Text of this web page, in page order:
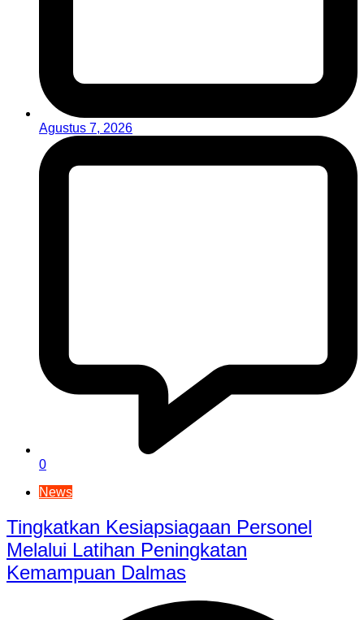
Agustus 7, 2026
0
News
Tingkatkan Kesiapsiagaan Personel
Melalui Latihan Peningkatan
Kemampuan Dalmas